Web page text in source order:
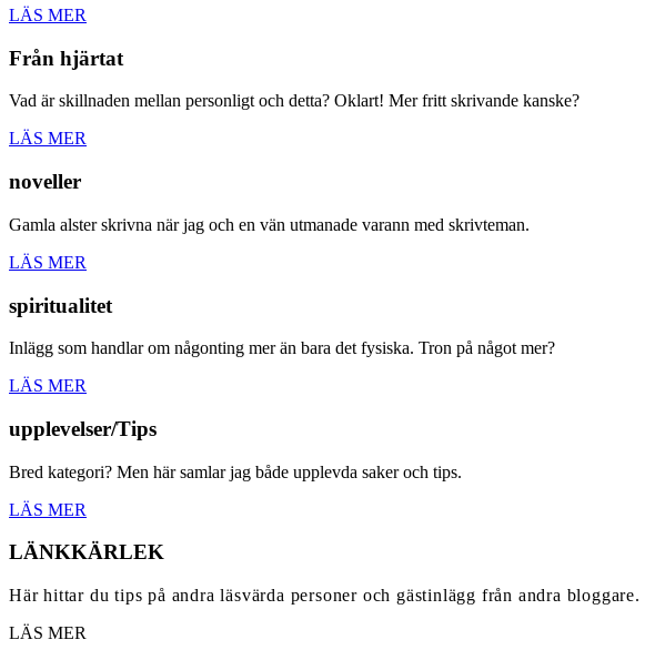
LÄS MER
Från hjärtat
Vad är skillnaden mellan personligt och detta? Oklart! Mer fritt skrivande kanske?
LÄS MER
noveller
Gamla alster skrivna när jag och en vän utmanade varann med skrivteman.
LÄS MER
spiritualitet
Inlägg som handlar om någonting mer än bara det fysiska. Tron på något mer?
LÄS MER
upplevelser/Tips
Bred kategori? Men här samlar jag både upplevda saker och tips.
LÄS MER
LÄNKKÄRLEK
Här hittar du tips på andra läsvärda personer och gästinlägg från andra bloggare.
LÄS MER